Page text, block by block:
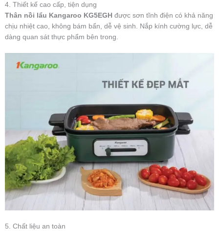
4. Thiết kế cao cấp, tiện dụng
Thân nồi lẩu Kangaroo KG5EGH được sơn tĩnh điện có khả năng
chịu nhiệt cao, không bám bẩn, dễ vệ sinh. Nắp kính cường lực, dễ
dàng quan sát thực phẩm bên trong.
5. Chất liệu an toàn